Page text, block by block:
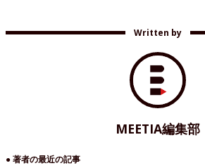
Written by
MEETIA編集部
● 著者の最近の記事